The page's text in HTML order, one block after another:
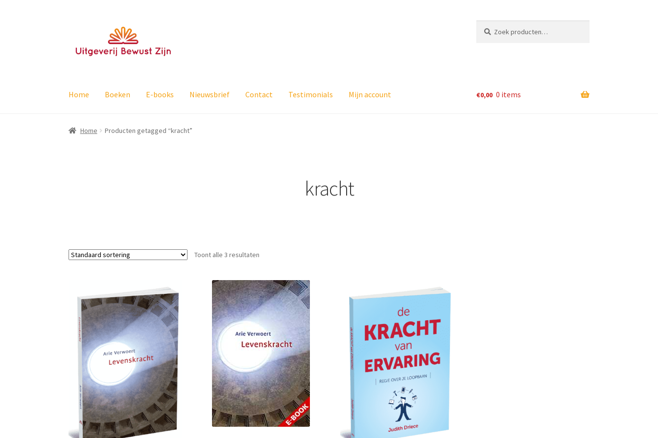
naar
de
naar:
Home Boeken E-books Nieuwsbrief Contact Testimonials Mijn account €0,00 0 items
Home Producten getagged “kracht”
kracht
Toont alle 3 resultaten